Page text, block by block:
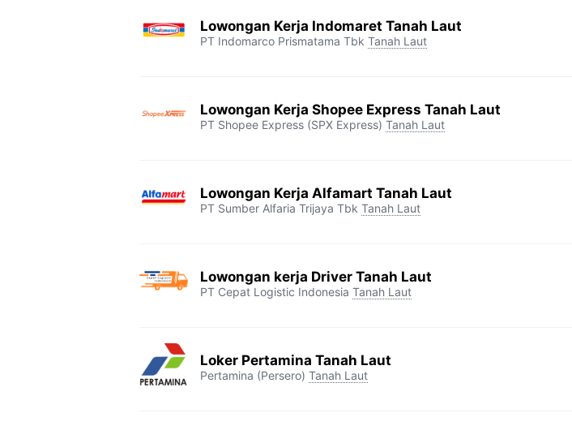
Lowongan Kerja Indomaret Tanah Laut
PT Indomarco Prismatama Tbk Tanah Laut
Lowongan Kerja Shopee Express Tanah Laut
PT Shopee Express (SPX Express) Tanah Laut
Lowongan Kerja Alfamart Tanah Laut
PT Sumber Alfaria Trijaya Tbk Tanah Laut
Lowongan kerja Driver Tanah Laut
PT Cepat Logistic Indonesia Tanah Laut
Loker Pertamina Tanah Laut
Pertamina (Persero) Tanah Laut